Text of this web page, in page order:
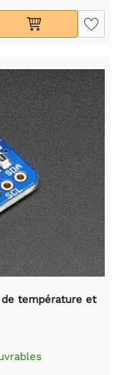
température et